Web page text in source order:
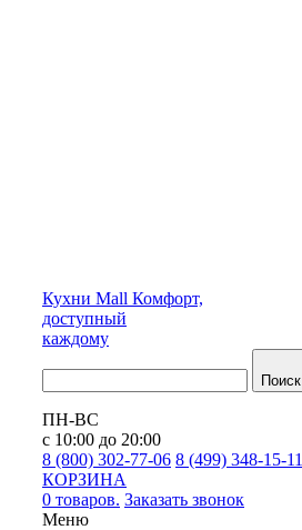
Кухни Mall Комфорт,
доступный
каждому
Поиск
ПН-ВС
с 10:00 до 20:00
8 (800) 302-77-06 8 (499) 348-15-11
КОРЗИНА
0 товаров. Заказать звонок
Меню